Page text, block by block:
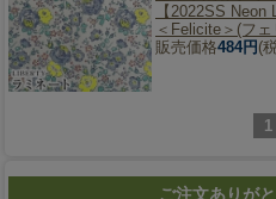
【2022SS Neon
＜Felicite＞(フ
販売価格484円 (
1
ご注文ありが